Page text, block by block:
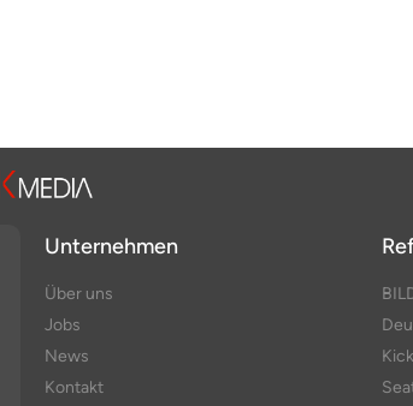
Unternehmen
Über uns
Jobs
News
Kontakt